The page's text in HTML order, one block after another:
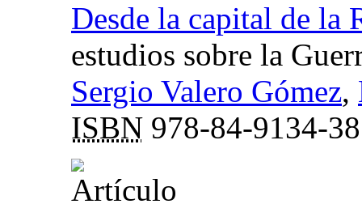
Desde la capital de la
estudios sobre la
Sergio Valero Gómez,
ISBN 978-84-9134-